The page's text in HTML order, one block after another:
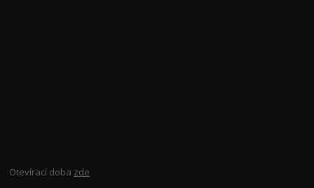
Otevírací doba zde